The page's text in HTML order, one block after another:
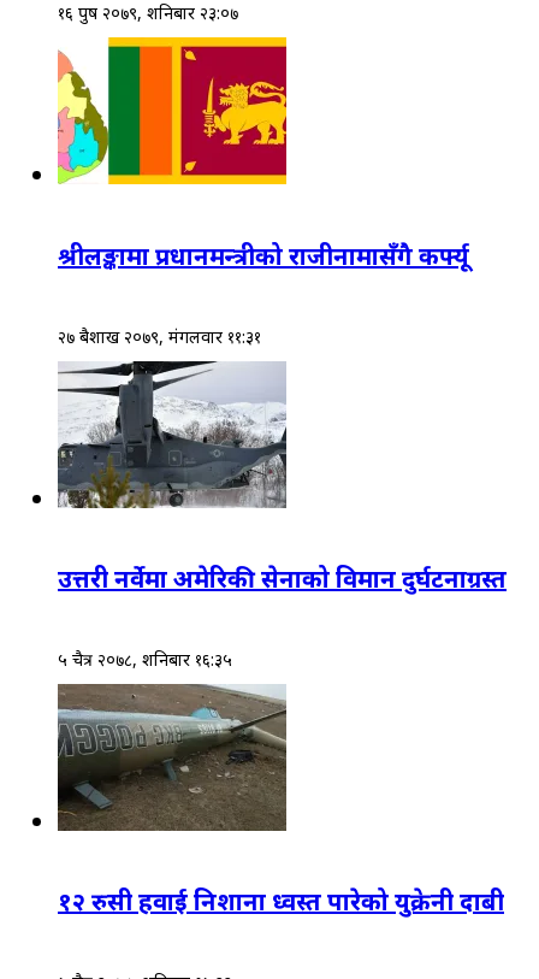
१६ पुष २०७९, शनिबार २३:०७
श्रीलङ्कामा प्रधानमन्त्रीको राजीनामासँगै कर्फ्यू
२७ बैशाख २०७९, मंगलवार ११:३१
उत्तरी नर्वेमा अमेरिकी सेनाको विमान दुर्घटनाग्रस्त
५ चैत्र २०७८, शनिबार १६:३५
१२ रुसी हवाई निशाना ध्वस्त पारेको युक्रेनी दाबी